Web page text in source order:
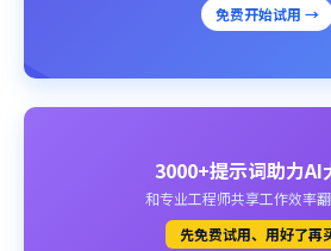
免费开始试用 →
3000+提示词助力AI
和专业工程师共享工作效率
先免费试用、用好了再